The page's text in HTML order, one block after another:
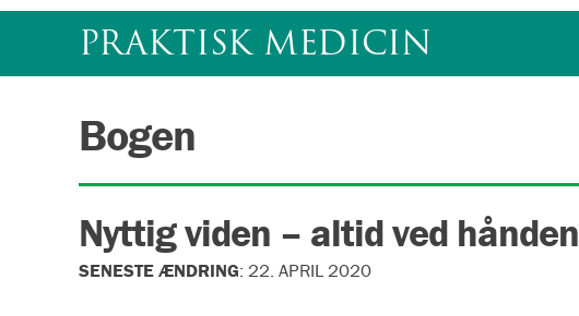
indhold
PRAKTISK MEDICIN
Bogen
Nyttig viden – altid ved hånden
SENESTE ÆNDRING: 22. APRIL 2020